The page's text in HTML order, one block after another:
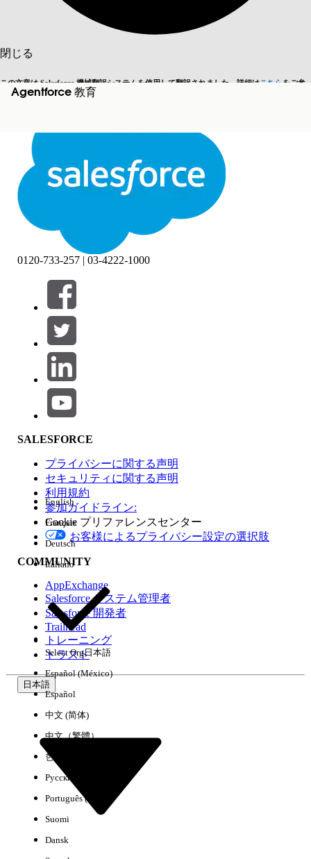
閉じる
この文章は Salesforce 機械翻訳システムを使用して翻訳されました。詳細はこちら をご参
照ください。
英語に切り替える
閉じる 閉じる
Agentforce 教育
絞り込み条件 (0)
絞り込み条件を選択
製品エリア
機能の影響
エディション
環境
0120-733-257 | 03-4222-1000
SALESFORCE
プライバシーに関する声明
セキュリティに関する声明
利用規約
参加ガイドライン:
Cookie プリファレンスセンター
お客様によるプライバシー設定の選択肢
COMMUNITY
AppExchange
Salesforce システム管理者
Salesforce 開発者
Trailhead
トレーニング
トラスト
日本語
English
Français
Deutsch
Italiano
Select Org日本語
Español (México)
Español
中文 (简体)
中文（繁體）
한국어
Русский
Português (Brasil)
Suomi
Dansk